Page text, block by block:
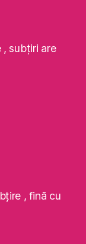
subţiri are
, fină cu